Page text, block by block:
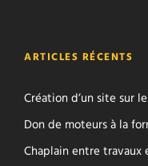
ARTICLES RÉCENTS
Création d’un site sur
Don de moteurs à la
Chaplain entre